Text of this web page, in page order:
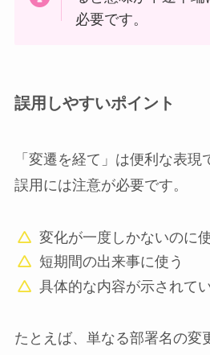
必要です。
誤用しやすいポイント
「変遷を経て」は便利な表
誤用には注意が必要です。
変化が一度しかないのに
短期間の出来事に使う
具体的な内容が示されて
たとえば、単なる部署名の変